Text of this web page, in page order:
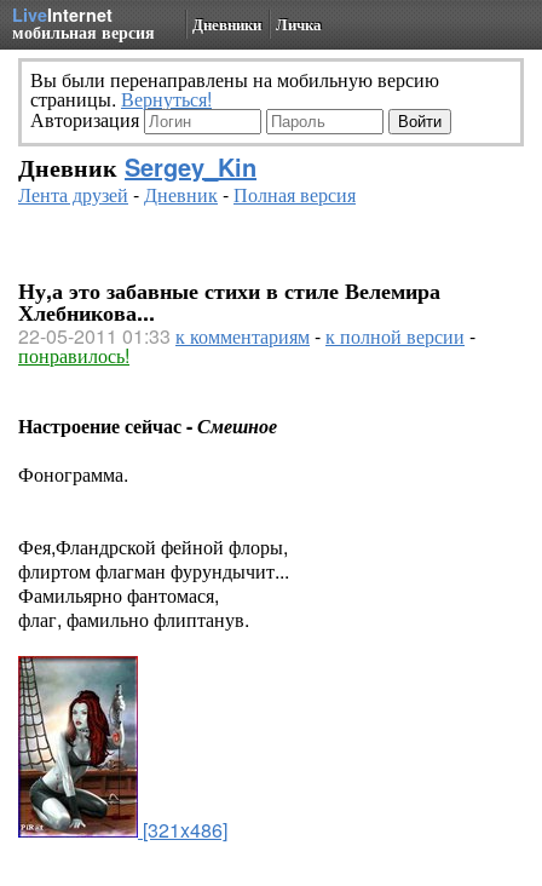
LiveInternet
мобильная версия Дневники Личка
Вы были перенаправлены на мобильную версию
страницы. Вернуться!
Авторизация
Дневник Sergey_Kin
Лента друзей -Дневник-Полная версия
Ну,а это забавные стихи в стиле Велемира
Хлебникова...
22-05-2011 01:33 к комментариям-к полной версии -
понравилось!
Настроение сейчас -Смешное
Фонограмма.
Фея,Фландрской фейной флоры,
флиртом флагман фурундычит...
Фамильярно фантомася,
флаг, фамильно флиптанув.
[321x486]